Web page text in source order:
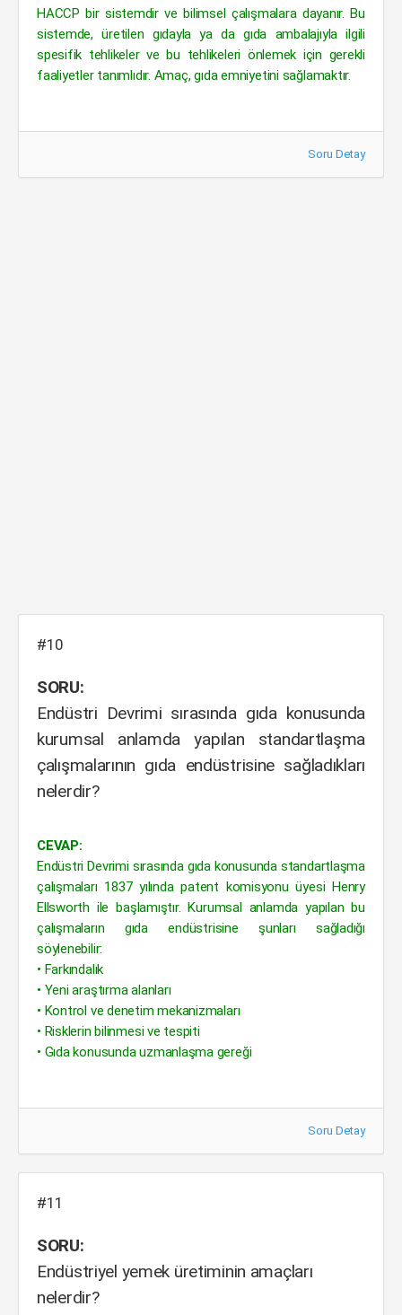
HACCP bir sistemdir ve bilimsel çalışmalara dayanır. Bu
sistemde, üretilen gıdayla ya da gıda ambalajıyla ilgili
spesifik tehlikeler ve bu tehlikeleri önlemek için gerekli
faaliyetler tanımlıdır. Amaç, gıda emniyetini sağlamaktır.
Soru Detay
#10
SORU:
Endüstri Devrimi sırasında gıda konusunda
kurumsal anlamda yapılan standartlaşma
çalışmalarının gıda endüstrisine sağladıkları
nelerdir?
CEVAP:
Endüstri Devrimi sırasında gıda konusunda standartlaşma
çalışmaları 1837 yılında patent komisyonu üyesi Henry
Ellsworth ile başlamıştır. Kurumsal anlamda yapılan bu
çalışmaların gıda endüstrisine şunları sağladığı
söylenebilir:
• Farkındalık
• Yeni araştırma alanları
• Kontrol ve denetim mekanizmaları
• Risklerin bilinmesi ve tespiti
• Gıda konusunda uzmanlaşma gereği
Soru Detay
#11
SORU:
Endüstriyel yemek üretiminin amaçları
nelerdir?